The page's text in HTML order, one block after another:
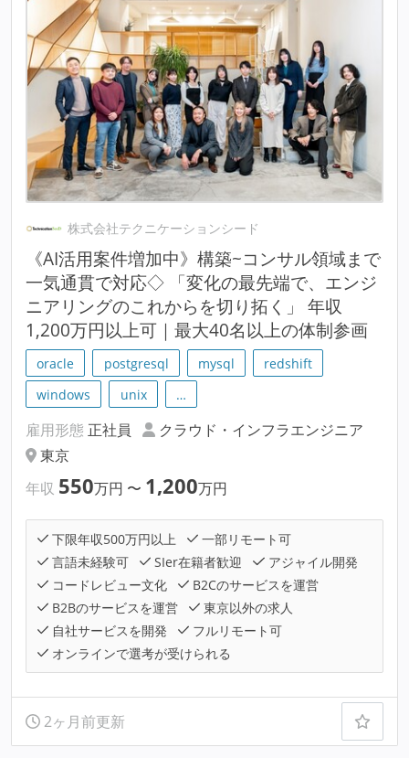
株式会社テクニケーションシード
《AI活用案件増加中》構築~コンサル領域まで
一気通貫で対応◇ 「変化の最先端で、エンジ
ニアリングのこれからを切り拓く」 年収
1,200万円以上可｜最大40名以上の体制参画
oracle postgresql mysql
redshift
windows
unix …
雇用形態 正社員
クラウド・インフラエンジニア
東京
年収 550万円 〜 1,200万円
下限年収500万円以上
一部リモート可
言語未経験可
SIer在籍者歓迎
アジャイル開発
コードレビュー文化
B2Cのサービスを運営
B2Bのサービスを運営
東京以外の求人
自社サービスを開発
フルリモート可
オンラインで選考が受けられる
2ヶ月前更新